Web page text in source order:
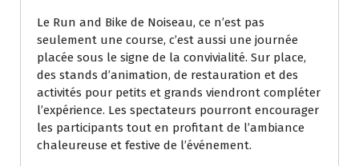
Le Run and Bike de Noiseau, ce n’est pas
seulement une course, c’est aussi une journée
placée sous le signe de la convivialité. Sur place,
des stands d’animation, de restauration et des
activités pour petits et grands viendront compléter
l’expérience. Les spectateurs pourront encourager
les participants tout en profitant de l’ambiance
chaleureuse et festive de l’événement.